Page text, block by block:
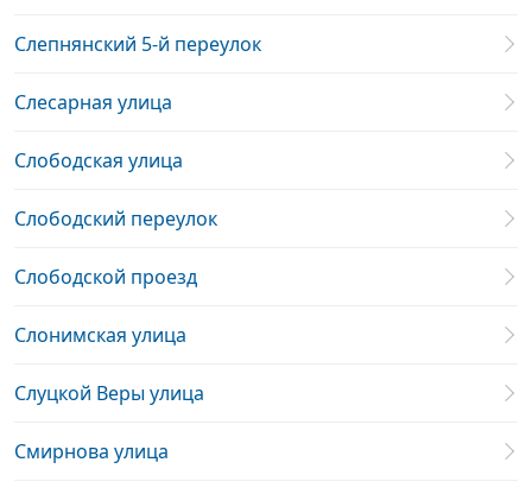
Слепнянский 5-й переулок
Слесарная улица
Слободская улица
Слободский переулок
Слободской проезд
Слонимская улица
Слуцкой Веры улица
Смирнова улица